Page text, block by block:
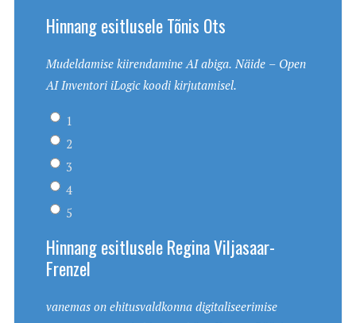
Hinnang esitlusele Tõnis Ots
Mudeldamise kiirendamine AI abiga. Näide – Open
AI Inventori iLogic koodi kirjutamisel.
1
2
3
4
5
Hinnang esitlusele Regina Viljasaar-
Frenzel
vanemas on ehitusvaldkonna digitaliseerimise